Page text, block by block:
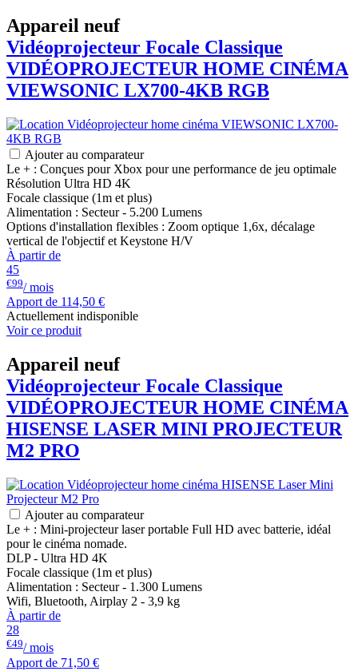
Appareil neuf
Vidéoprojecteur Focale Classique
VIDÉOPROJECTEUR HOME CINÉMA
VIEWSONIC LX700-4KB RGB
Ajouter au comparateur
Le + : Conçues pour Xbox pour une performance de jeu optimale
Résolution Ultra HD 4K
Focale classique (1m et plus)
Alimentation : Secteur - 5.200 Lumens
Options d'installation flexibles : Zoom optique 1,6x, décalage
vertical de l'objectif et Keystone H/V
À partir de
45
€99/ mois
Apport de 114,50 €
Actuellement indisponible
Voir ce produit
Appareil neuf
Vidéoprojecteur Focale Classique
VIDÉOPROJECTEUR HOME CINÉMA
HISENSE LASER MINI PROJECTEUR
M2 PRO
Ajouter au comparateur
Le + : Mini-projecteur laser portable Full HD avec batterie, idéal
pour le cinéma nomade.
DLP - Ultra HD 4K
Focale classique (1m et plus)
Alimentation : Secteur - 1.300 Lumens
Wifi, Bluetooth, Airplay 2 - 3,9 kg
À partir de
28
€49/ mois
Apport de 71,50 €